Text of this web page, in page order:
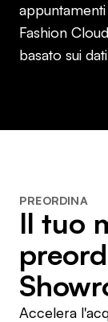
Fashion
basato sui
PREORDINA
Il tuo
Accelera